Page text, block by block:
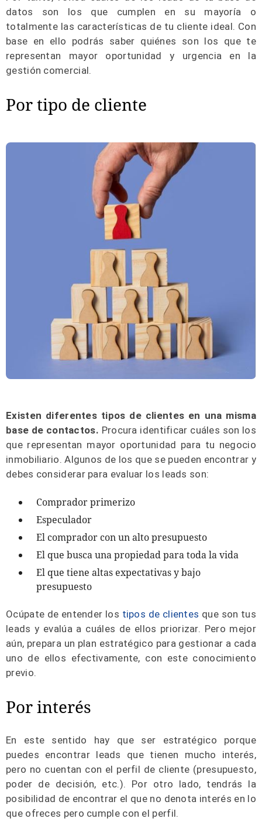
datos son los que cumplen en su mayoría o
totalmente las características de tu cliente ideal. Con
base en ello podrás saber quiénes son los que te
representan mayor oportunidad y urgencia en la
gestión comercial.
Por tipo de cliente
Existen diferentes tipos de clientes en una misma
base de contactos. Procura identificar cuáles son los
que representan mayor oportunidad para tu negocio
inmobiliario. Algunos de los que se pueden encontrar y
debes considerar para evaluar los leads son:
Comprador primerizo
Especulador
El comprador con un alto presupuesto
El que busca una propiedad para toda la vida
El que tiene altas expectativas y bajo
presupuesto
Ocúpate de entender los tipos de clientes que son tus
leads y evalúa a cuáles de ellos priorizar. Pero mejor
aún, prepara un plan estratégico para gestionar a cada
uno de ellos efectivamente, con este conocimiento
previo.
Por interés
En este sentido hay que ser estratégico porque
puedes encontrar leads que tienen mucho interés,
pero no cuentan con el perfil de cliente (presupuesto,
poder de decisión, etc.). Por otro lado, tendrás la
posibilidad de encontrar el que no denota interés en lo
que ofreces pero cumple con el perfil.